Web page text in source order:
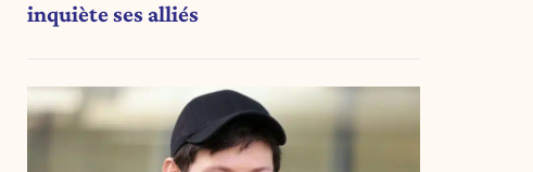
inquiète ses alliés